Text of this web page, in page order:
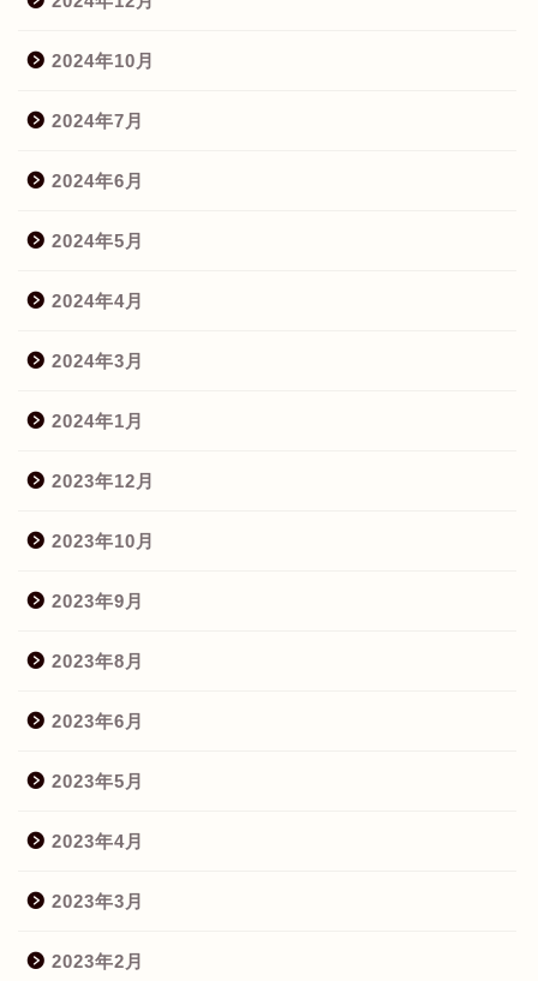
2024年10月
2024年7月
2024年6月
2024年5月
2024年4月
2024年3月
2024年1月
2023年12月
2023年10月
2023年9月
2023年8月
2023年6月
2023年5月
2023年4月
2023年3月
2023年2月